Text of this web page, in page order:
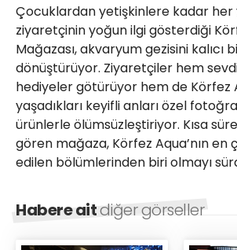
Çocuklardan yetişkinlere kadar
ziyaretçinin yoğun ilgi gösterdiği
Mağazası, akvaryum gezisini kalıcı
dönüştürüyor. Ziyaretçiler hem
hediyeler götürüyor hem de Körfez
yaşadıkları keyifli anları özel
ürünlerle ölümsüzleştiriyor. Kısa
gören mağaza, Körfez Aqua’nın en
edilen bölümlerinden biri olmayı
Habere aitdiğer görseller